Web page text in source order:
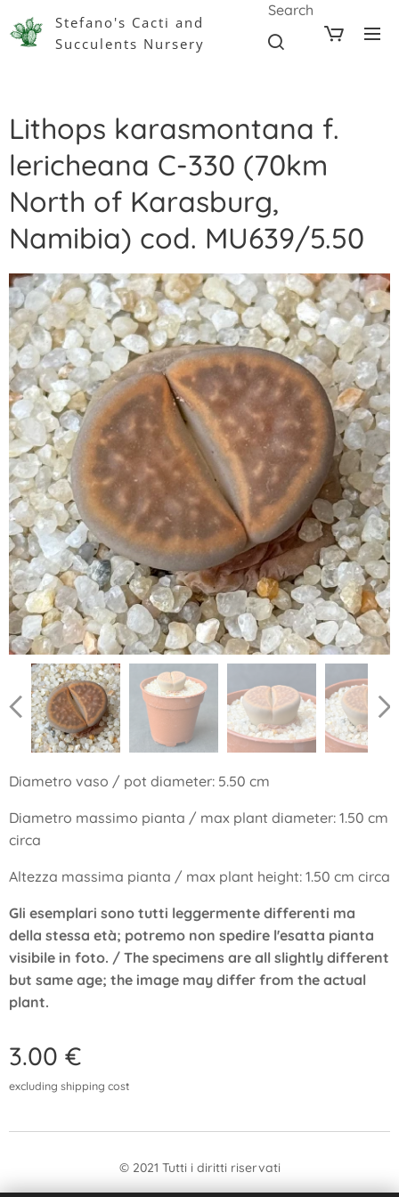
Stefano's Cacti and
Succulents Nursery
Search
Lithops karasmontana f.
lericheana C-330 (70km
North of Karasburg,
Namibia) cod. MU639/5.50
Diametro vaso / pot diameter: 5.50 cm
Diametro massimo pianta / max plant diameter: 1.50 cm
circa
Altezza massima pianta / max plant height: 1.50 cm circa
Gli esemplari sono tutti leggermente differenti ma
della stessa età; potremo non spedire l'esatta pianta
visibile in foto. / The specimens are all slightly different
but same age; the image may differ from the actual
plant.
3.00 €
excluding shipping cost
© 2021 Tutti i diritti riservati